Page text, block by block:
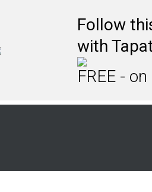
Follow
with
FREE -